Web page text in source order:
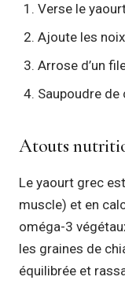
Verse le
Ajoute les
Arrose d’un
Saupoudre de
Atouts
Le yaourt grec
muscle) et en
oméga-3
les graines de
équilibrée et